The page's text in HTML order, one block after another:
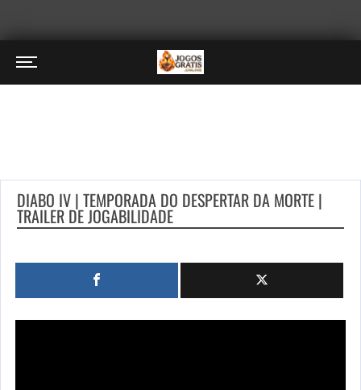
DIABO IV | TEMPORADA DO DESPERTAR DA MORTE |
TRAILER DE JOGABILIDADE